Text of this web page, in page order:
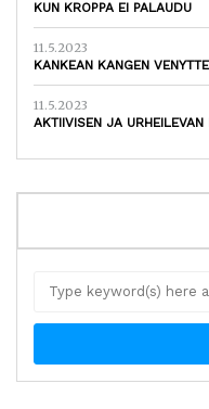
KUN KROPPA EI PALAUDU
11.5.2023
KANKEAN KANGEN
11.5.2023
AKTIIVISEN JA